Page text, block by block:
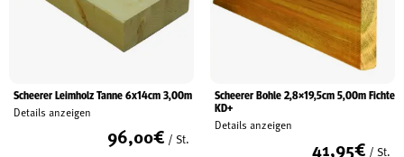
Scheerer Leimholz Tanne 6x14cm 3,00m
Details anzeigen
96,00€ / St.
Scheerer Bohle 2,8×19,5cm 5,00m Fichte
KD+
Details anzeigen
41,95€ / St.